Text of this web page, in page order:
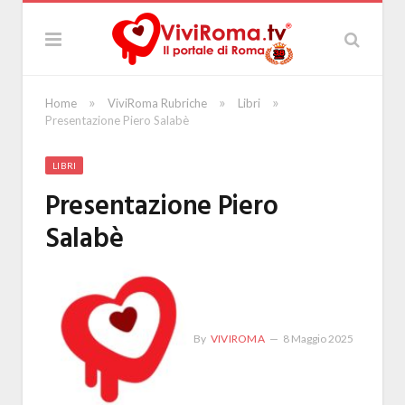
Home » ViviRoma Rubriche » Libri »
Presentazione Piero Salabè
LIBRI
Presentazione Piero
Salabè
By VIVIROMA 8 Maggio 2025